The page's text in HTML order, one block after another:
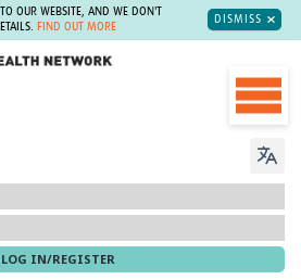
OUR WEBSITE, AND WE DON'T
FIND OUT MORE
DISMISS